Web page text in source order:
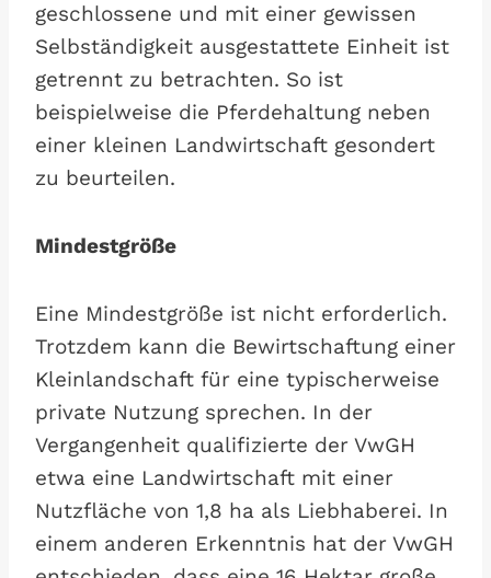
geschlossene und mit einer gewissen
Selbständigkeit ausgestattete Einheit ist
getrennt zu betrachten. So ist
beispielweise die Pferdehaltung neben
einer kleinen Landwirtschaft gesondert
zu beurteilen.
Mindestgröße
Eine Mindestgröße ist nicht erforderlich.
Trotzdem kann die Bewirtschaftung einer
Kleinlandschaft für eine typischerweise
private Nutzung sprechen. In der
Vergangenheit qualifizierte der VwGH
etwa eine Landwirtschaft mit einer
Nutzfläche von 1,8 ha als Liebhaberei. In
einem anderen Erkenntnis hat der VwGH